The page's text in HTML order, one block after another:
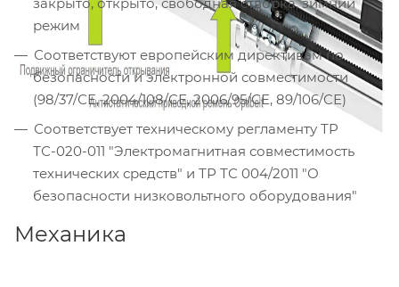
режим
Соответствуют европейским директивам по
безопасности и электронной совместимости
(98/37/СЕ, 2004/108/СЕ, 2006/95/СЕ, 89/106/СЕ)
Соответствует техническому регламенту ТР
ТС-020-011 "Электромагнитная совместимость
технических средств" и ТР ТС 004/2011 "О
безопасности низковольтного оборудования"
Механика